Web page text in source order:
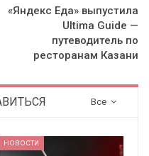
«Яндекс Еда» выпустила
Ultima Guide —
путеводитель по
ресторанам Казани
Все
НОВОСТИ